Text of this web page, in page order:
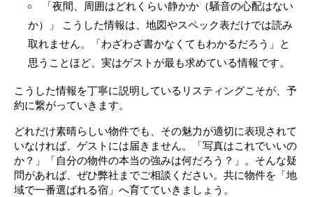
「夜間、周囲はどれくらい静かか（騒音の心配はない
か）」 こうした情報は、地図やスペック表だけでは読み
取れません。「わざわざ書かなくてもわかるだろう」と
思うことほど、実はゲストが最も求めている情報です。
こうした情報を丁寧に説明しているリスティングこそが、予
約に繋がっていきます。
どれだけ素晴らしい物件でも、その魅力が適切に表現されて
いなければ、ゲストには届きません。「写真はこれでいいの
か？」「自分の物件の本当の強みは何だろう？」。そんな疑
問があれば、ぜひ弊社までご相談ください。共に物件を「地
域で一番選ばれる宿」へ育てていきましょう。